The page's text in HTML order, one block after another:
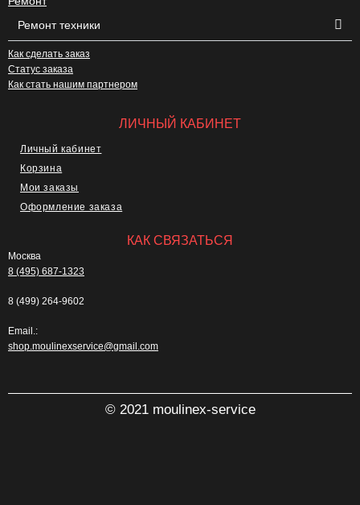
Ремонт техники
Как сделать заказ
Статус заказа
Как стать нашим партнером
ЛИЧНЫЙ КАБИНЕТ
Личный кабинет
Корзина
Мои заказы
Оформление заказа
КАК СВЯЗАТЬСЯ
Москва
8 (495) 687-1323
8 (499) 264-9602
Email.:
shop.moulinexservice@gmail.com
© 2021 moulinex-service